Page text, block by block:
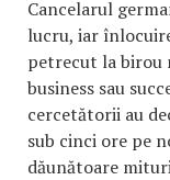
Cancelarul
lucru, iar
petrecut la birou
business sau
cercetătorii au
sub cinci ore pe
dăunătoare